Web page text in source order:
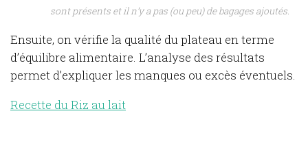
sont présents et il n’y a pas (ou peu) de bagages ajoutés.
Ensuite, on vérifie la qualité du plateau en terme
d’équilibre alimentaire. L’analyse des résultats
permet d’expliquer les manques ou excès éventuels.
Recette du Riz au lait